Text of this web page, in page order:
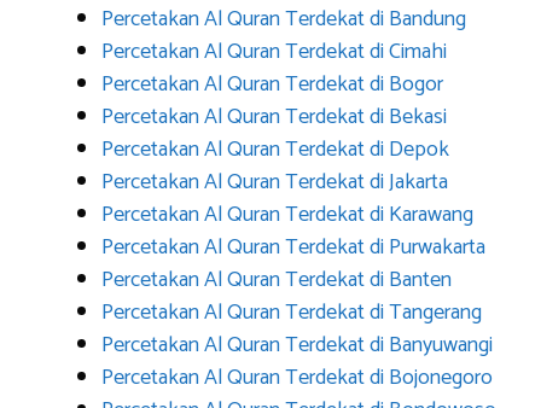
Percetakan Al Quran Terdekat di Bandung
Percetakan Al Quran Terdekat di Cimahi
Percetakan Al Quran Terdekat di Bogor
Percetakan Al Quran Terdekat di Bekasi
Percetakan Al Quran Terdekat di Depok
Percetakan Al Quran Terdekat di Jakarta
Percetakan Al Quran Terdekat di Karawang
Percetakan Al Quran Terdekat di Purwakarta
Percetakan Al Quran Terdekat di Banten
Percetakan Al Quran Terdekat di Tangerang
Percetakan Al Quran Terdekat di Banyuwangi
Percetakan Al Quran Terdekat di Bojonegoro